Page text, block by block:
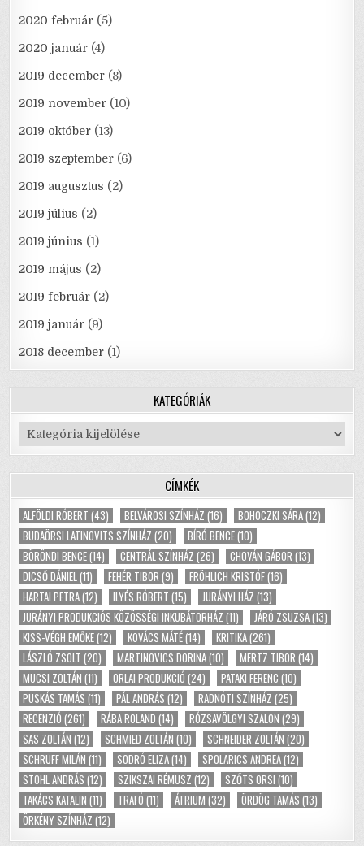
2020 február (5)
2020 január (4)
2019 december (8)
2019 november (10)
2019 október (13)
2019 szeptember (6)
2019 augusztus (2)
2019 július (2)
2019 június (1)
2019 május (2)
2019 február (2)
2019 január (9)
2018 december (1)
KATEGÓRIÁK
Kategóriák
CÍMKÉK
ALFÖLDI RÓBERT (43) BELVÁROSI SZÍNHÁZ (16) BOHOCZKI SÁRA(12)
BUDAÖRSI LATINOVITS SZÍNHÁZ (20) BÍRÓ BENCE(10)
BÖRÖNDI BENCE(14) CENTRÁL SZÍNHÁZ (26) CHOVÁN GÁBOR (13)
DICSŐ DÁNIEL (11) FEHÉR TIBOR (9) FRÖHLICH KRISTÓF(16)
HARTAI PETRA(12) ILYÉS RÓBERT (15) JURÁNYI HÁZ (13)
JURÁNYI PRODUKCIÓS KÖZÖSSÉGI INKUBÁTORHÁZ (11) JÁRÓ ZSUZSA(13)
KISS-VÉGH EMŐKE(12) KOVÁCS MÁTÉ(14) KRITIKA(261)
LÁSZLÓ ZSOLT (20) MARTINOVICS DORINA(10) MERTZ TIBOR (14)
MUCSI ZOLTÁN (11) ORLAI PRODUKCIÓ (24) PATAKI FERENC (10)
PUSKÁS TAMÁS (11) PÁL ANDRÁS (12) RADNÓTI SZÍNHÁZ (25)
RECENZIÓ (261) RÁBA ROLAND (14) RÓZSAVÖLGYI SZALON (29)
SAS ZOLTÁN (12) SCHMIED ZOLTÁN (10) SCHNEIDER ZOLTÁN (20)
SCHRUFF MILÁN (11) SODRÓ ELIZA(14) SPOLARICS ANDREA(12)
STOHL ANDRÁS (12) SZIKSZAI RÉMUSZ (12) SZŐTS ORSI (10)
TAKÁCS KATALIN (11) TRAFÓ (11) ÁTRIUM (32) ÖRDÖG TAMÁS (13)
ÖRKÉNY SZÍNHÁZ (12)